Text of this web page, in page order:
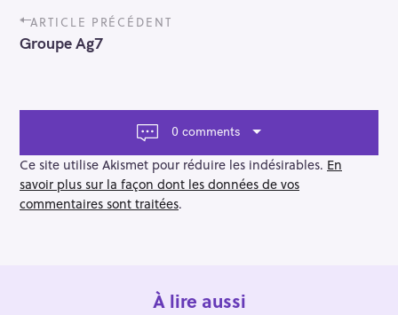
P
o
s
a
g
a
t
i
ARTICLE PRÉCÉDENT
Groupe Ag7
0 comments
Ce site utilise Akismet pour réduire les indésirables. En
savoir plus sur la façon dont les données de vos
commentaires sont traitées.
À lire aussi